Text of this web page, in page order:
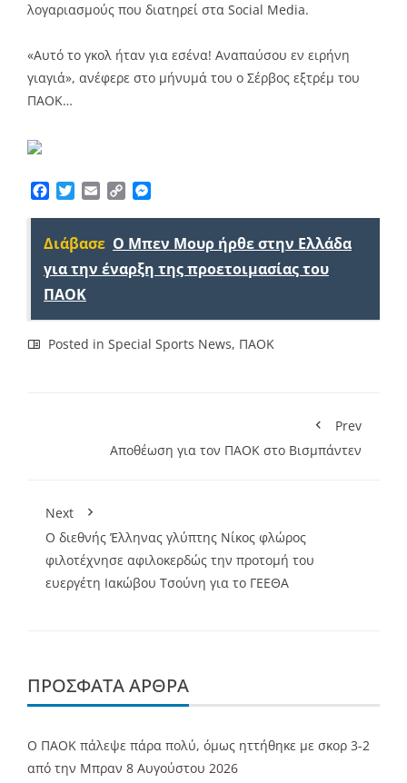
λογαριασμούς που διατηρεί στα Social Media.
«Αυτό το γκολ ήταν για εσένα! Αναπαύσου εν ειρήνη
γιαγιά», ανέφερε στο μήνυμά του ο Σέρβος εξτρέμ του
ΠΑΟΚ…
Facebook
TwitterEmailCopy
Διάβασε O Mπεν Μουρ ήρθε στην Ελλάδα
για την έναρξη της προετοιμασίας του
ΠΑΟΚ
Posted in Special Sports News, ΠΑΟΚ
Prev
Αποθέωση για τον ΠΑΟΚ στο Βισμπάντεν
Next
Ο διεθνής Έλληνας γλύπτης Νίκος φλώρος
φιλοτέχνησε αφιλοκερδώς την προτομή του
ευεργέτη Ιακώβου Τσούνη για το ΓΕΕΘΑ
ΠΡΌΣΦΑΤΑ ΆΡΘΡΑ
Ο ΠΑΟΚ πάλεψε πάρα πολύ, όμως ηττήθηκε με σκορ 3-2
από την Μπραν 8 Αυγούστου 2026